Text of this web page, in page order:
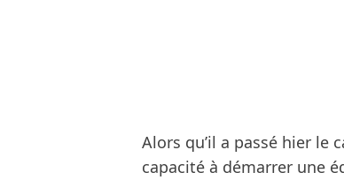
Alors qu’il a passé hier le
capacité à démarrer une